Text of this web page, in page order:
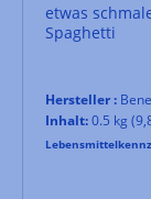
etwas
Spaghetti
Hersteller :
Inhalt:0.5 kg